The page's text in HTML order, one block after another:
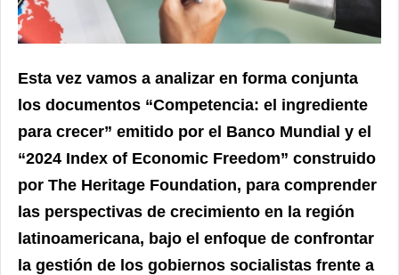
Esta vez vamos a analizar en forma conjunta
los documentos “Competencia: el ingrediente
para crecer” emitido por el Banco Mundial y el
“2024 Index of Economic Freedom” construido
por The Heritage Foundation, para comprender
las perspectivas de crecimiento en la región
latinoamericana, bajo el enfoque de confrontar
la gestión de los gobiernos socialistas frente a